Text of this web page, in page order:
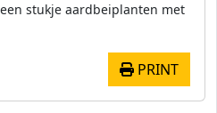
​​stukje aardbeiplanten met
PRINT